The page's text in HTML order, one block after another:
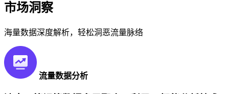
市场洞察
海量数据深度解析，轻松洞恶流量脉络
流量数据分析